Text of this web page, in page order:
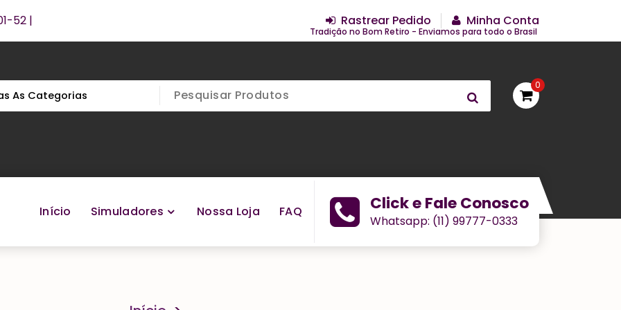
52 |
Tradição no Bom Retiro - Enviamos para todo o Brasil
Rastrear Pedido Minha Conta
0
Início Simuladores Nossa Loja FAQ Click e Fale Conosco
Whatsapp: (11) 99777-0333